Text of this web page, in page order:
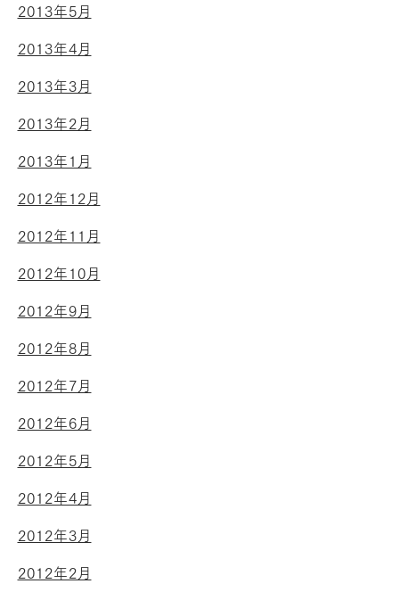
2013年5月
2013年4月
2013年3月
2013年2月
2013年1月
2012年12月
2012年11月
2012年10月
2012年9月
2012年8月
2012年7月
2012年6月
2012年5月
2012年4月
2012年3月
2012年2月